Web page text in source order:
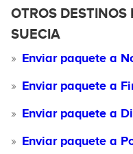
OTROS
SUECIA
Enviar paquete a
Enviar paquete a
Enviar paquete a
Enviar paquete a